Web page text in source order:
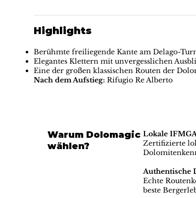
Highlights
Berühmte freiliegende Kante am Delago-
Elegantes Klettern mit unvergesslichen
Eine der großen klassischen Routen der
Nach dem Aufstieg: Rifugio Re Alberto
Warum Dolomagic
wählen?
Lokale
Zertifizierte
Authentische
Echte
beste